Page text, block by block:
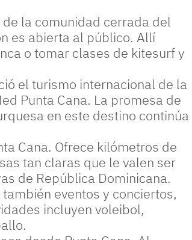
la comunidad cerrada del
es abierta al público. Allí
o tomar clases de kitesurf y
el turismo internacional de la
Punta Cana. La promesa de
en este destino continúa
Cana. Ofrece kilómetros de
tan claras que le valen ser
de República Dominicana.
eventos y conciertos,
incluyen voleibol,